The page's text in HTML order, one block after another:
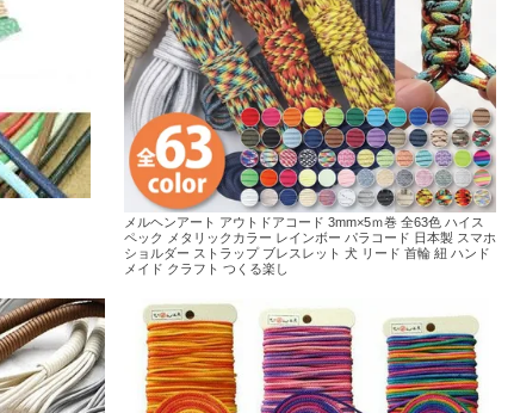
メルヘンアート アウトドアコード 3mm×5ｍ巻 全63色 ハイス
ペック メタリックカラー レインボー パラコード 日本製 スマホ
ショルダー ストラップ ブレスレット 犬 リード 首輪 紐 ハンド
メイド クラフト つくる楽し